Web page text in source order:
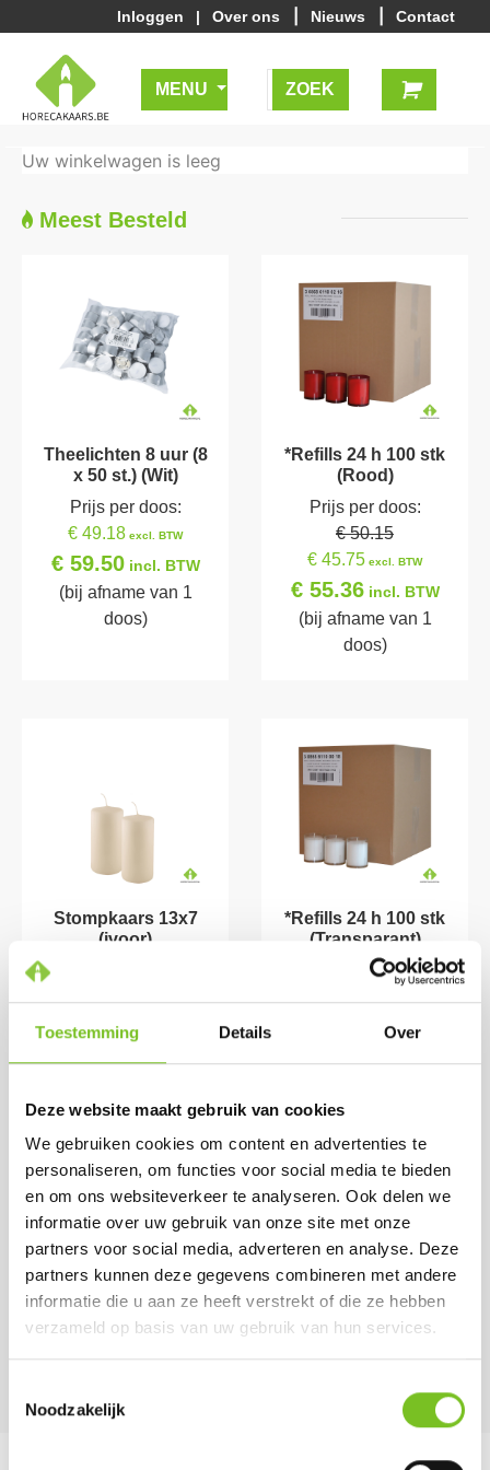
Toestemming Details Over
Deze website maakt gebruik van cookies
We gebruiken cookies om content en advertenties te
personaliseren, om functies voor social media te bieden
en om ons websiteverkeer te analyseren. Ook delen we
informatie over uw gebruik van onze site met onze
partners voor social media, adverteren en analyse. Deze
partners kunnen deze gegevens combineren met andere
informatie die u aan ze heeft verstrekt of die ze hebben
verzameld op basis van uw gebruik van hun services.
Noodzakelijk
Inloggen | Over ons Nieuws Contact
MENU
Uw winkelwagen is leeg
Meest Besteld
Theelichten 8 uur (8
x 50 st.) (Wit)
Prijs per doos:
€ 49.18 excl. BTW
€ 59.50incl. BTW
(bij afname van 1
doos)
*Refills 24 h 100 stk
(Rood)
Prijs per doos:
€ 50.15
€ 45.75 excl. BTW
€ 55.36incl. BTW
(bij afname van 1
doos)
Stompkaars 13x7
(ivoor)
€ 2.82incl. BTW
*Refills 24 h 100 stk
(Transparant)
Prijs per doos:
excl. BTW
doos)
Inschrijven voor de nieuwsbrief